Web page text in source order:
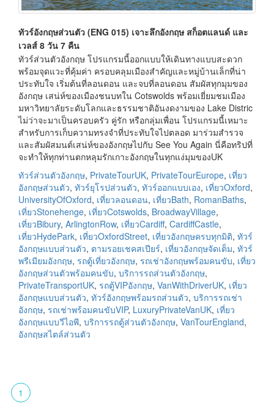
ทัวร์อังกฤษส่วนตัว (ENG 015) เจาะลึกอังกฤษ สก็อตแลนด์ และ
เวลส์ 8 วัน 7 คืน
ทัวร์ส่วนตัวอังกฤษ โปรแกรมนี้ออกแบบให้เดินทางแบบสะดวก
พร้อมจุดแวะที่คุ้มค่า ครอบคลุมเมืองสำคัญและหมู่บ้านเล็กที่น่า
ประทับใจ เริ่มต้นที่ลอนดอน และจบที่ลอนดอน สัมผัสทุกมุมของ
อังกฤษ เสน่ห์ของเมืองชนบทใน Cotswolds พร้อมเยี่ยมชมเมือง
มหาวิทยาลัยระดับโลกและธรรมชาติอันงดงามของ Lake Distric
ไม่ว่าจะมาเป็นครอบครัว คู่รัก หรือกลุ่มเพื่อน โปรแกรมนี้เหมาะ
สำหรับการเก็บความทรงจำที่ประทับใจไปตลอด มาร่วมสำรวจ
และสัมผัสมนต์เสน่ห์ของอังกฤษไปกับ See You Again นี่คือทริปที่
จะทำให้ทุกท่านตกหลุมรักเกาะอังกฤษในทุกแง่มุมของUK
ทัวร์ส่วนตัวอังกฤษ, PrivateTourUK, PrivateTourEurope, เที่ยว
อังกฤษส่วนตัว, ทัวร์ยุโรปส่วนตัว, ทัวร์ออกแบบเอง, เที่ยวOxford,
UniversityOfOxford, เที่ยวลอนดอน, เที่ยวBath, RomanBaths,
เที่ยวStonehenge, เที่ยวCotswolds, BroadwayVillage,
เที่ยวBibury, ArlingtonRow, เที่ยวCardiff, CardiffCastle,
เที่ยวHydePark, เที่ยวOxfordStreet, เที่ยวอังกฤษครบทุกมิติ, ทัวร์
อังกฤษแบบส่วนตัว, ตามรอยเชคสเปียร์, เที่ยวอังกฤษจัดเต็ม, ทัวร์
พรีเมียมอังกฤษ, รถตู้เที่ยวอังกฤษ, รถเช่าอังกฤษพร้อมคนขับ, เที่ยว
อังกฤษส่วนตัวพร้อมคนขับ, บริการรถส่วนตัวอังกฤษ,
PrivateTransportUK, รถตู้VIPอังกฤษ, VanWithDriverUK, เที่ยว
อังกฤษแบบส่วนตัว, ทัวร์อังกฤษพร้อมรถส่วนตัว, บริการรถเช่า
อังกฤษ, รถเช่าพร้อมคนขับVIP, LuxuryPrivateVanUK, เที่ยว
อังกฤษแบบวีไอพี, บริการรถตู้ส่วนตัวอังกฤษ, VanTourEngland,
อังกฤษสไตล์ส่วนตัว
1